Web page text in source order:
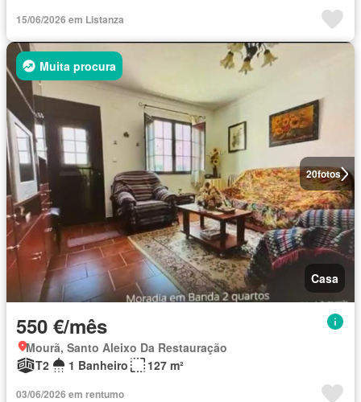
15/06/2026 em Listanza
20fotos
Muita procura
Casa
550 €/mês
Mourã, Santo Aleixo Da Restauração
T2
1 Banheiro 127 m²
03/06/2026 em rentumo